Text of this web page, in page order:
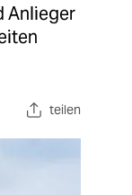
Anlieger
teilen